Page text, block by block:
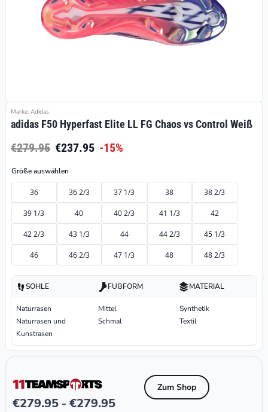
Marke: Adidas
adidas F50 Hyperfast Elite LL FG Chaos vs Control Weiß
€279.95 €237.95 -15%
Größe auswählen
36 36 2/3 37 1/3 38 38 2/3
39 1/3 40 40 2/3 41 1/3 42
42 2/3 43 1/3 44 44 2/3 45 1/3
46 46 2/3 47 1/3 48 48 2/3
SOHLE
Naturrasen
Naturrasen und
Kunstrasen
FUßFORM
Mittel
Schmal
MATERIAL
Synthetik
Textil
€279.95 - €279.95
Zum Shop